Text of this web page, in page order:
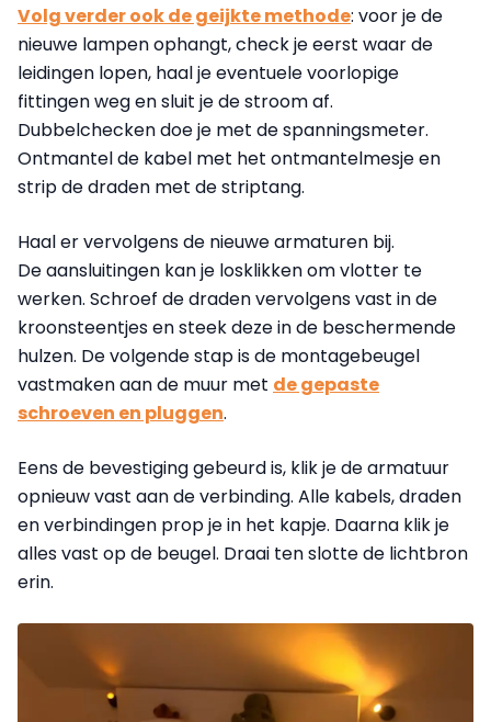
Volg verder ook de geijkte methode: voor je de
nieuwe lampen ophangt, check je eerst waar de
leidingen lopen, haal je eventuele voorlopige
fittingen weg en sluit je de stroom af.
Dubbelchecken doe je met de spanningsmeter.
Ontmantel de kabel met het ontmantelmesje en
strip de draden met de striptang.
Haal er vervolgens de nieuwe armaturen bij.
De aansluitingen kan je losklikken om vlotter te
werken. Schroef de draden vervolgens vast in de
kroonsteentjes en steek deze in de beschermende
hulzen. De volgende stap is de montagebeugel
vastmaken aan de muur met de gepaste
schroeven en pluggen.
Eens de bevestiging gebeurd is, klik je de armatuur
opnieuw vast aan de verbinding. Alle kabels, draden
en verbindingen prop je in het kapje. Daarna klik je
alles vast op de beugel. Draai ten slotte de lichtbron
erin.